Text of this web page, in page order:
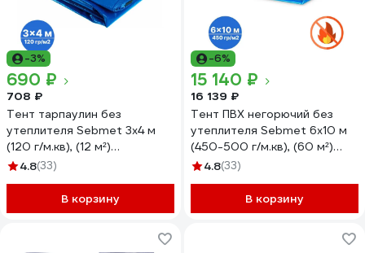
-3%
690 ₽
708 ₽
Тент тарпаулин без
утеплителя Sebmet 3x4 м
(120 г/м.кв), (12 м²)
TD079012034Т
4.8(33)
В корзину
-6%
15 140 ₽
16 139 ₽
Тент ПВХ негорючий без
утеплителя Sebmet 6x10 м
(450-500 г/м.кв), (60 м²)
TD0790450610П
4.8(33)
В корзину